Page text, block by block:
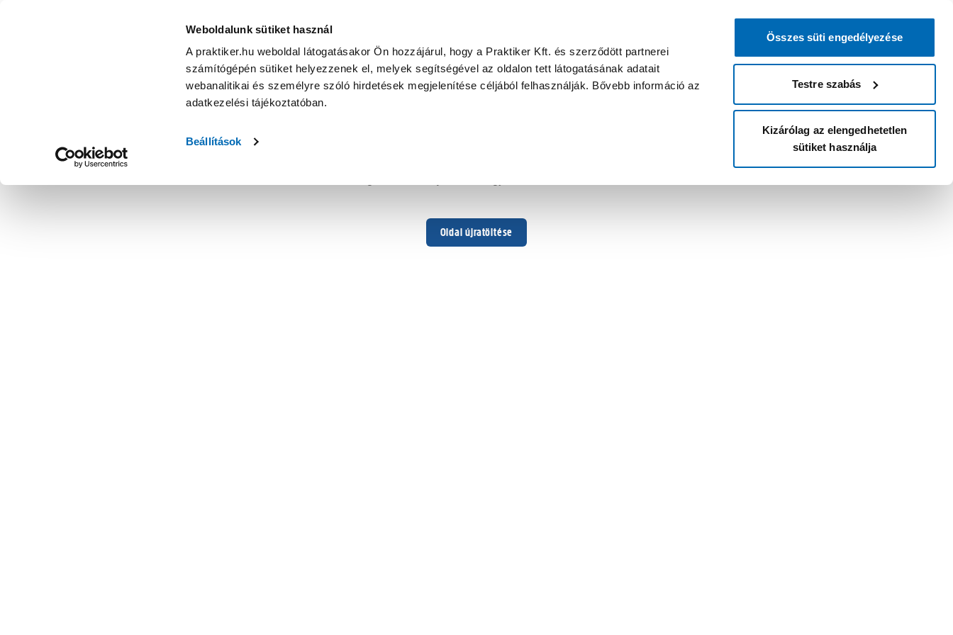
Weboldalunk sütiket használ
A praktiker.hu weboldal látogatásakor Ön hozzájárul, hogy a Praktiker Kft. és szerződött partnerei
számítógépén sütiket helyezzenek el, melyek segítségével az oldalon tett látogatásának adatait
webanalitikai és személyre szóló hirdetések megjelenítése céljából felhasználják. Bővebb információ az
adatkezelési tájékoztatóban.
Beállítások
Összes süti engedélyezése
Testre szabás
Kizárólag az elengedhetetlen
sütiket használja
Oldal újratöltése